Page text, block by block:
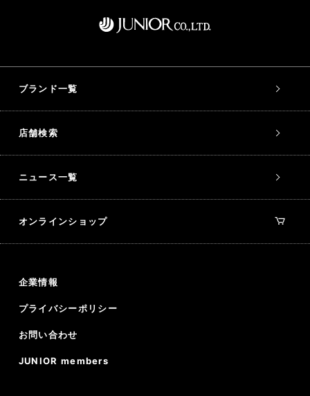
ブランド一覧
店舗検索
ニュース一覧
オンラインショップ
企業情報
プライバシーポリシー
お問い合わせ
JUNIOR members